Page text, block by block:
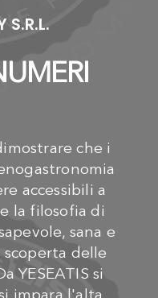
S.R.L.
che i
accessibili a
la filosofia di
sana e
delle
YESEATIS si